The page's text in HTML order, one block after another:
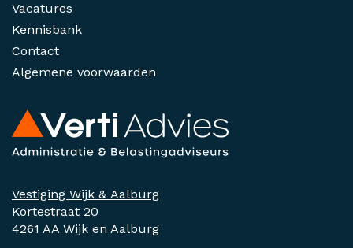
Vestiging Wijk & Aalburg
Kortestraat 20
4261 AA Wijk en Aalburg
Vacatures
Kennisbank
Contact
Algemene voorwaarden